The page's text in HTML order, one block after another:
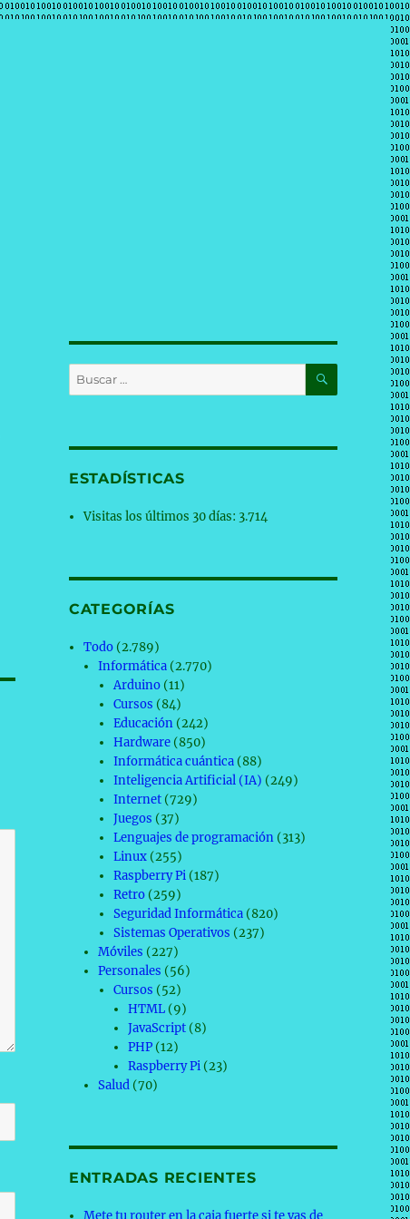
Buscar
por:
BUSCAR
ESTADÍSTICAS
Visitas los últimos 30 días: 3.714
CATEGORÍAS
Todo (2.789)
Informática (2.770)
Arduino(11)
Cursos (84)
Educación(242)
Hardware(850)
Informática cuántica(88)
Inteligencia Artificial (IA) (249)
Internet(729)
Juegos (37)
Lenguajes de programación(313)
Linux(255)
Raspberry Pi(187)
Retro(259)
Seguridad Informática(820)
Sistemas Operativos (237)
Móviles (227)
Personales (56)
Cursos (52)
HTML(9)
JavaScript(8)
PHP(12)
Raspberry Pi(23)
Salud (70)
ENTRADAS RECIENTES
Mete tu router en la caja fuerte si te vas de